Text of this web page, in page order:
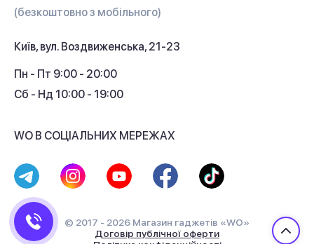
Кешбек
(безкоштовно з мобільного)
Київ, вул. Воздвиженська, 21-23
Пн - Пт 9:00 - 20:00
Сб - Нд 10:00 - 19:00
WO В СОЦІАЛЬНИХ МЕРЕЖАХ
© 2017 - 2026 Магазин гаджетів «WO»
Договір публічної оферти